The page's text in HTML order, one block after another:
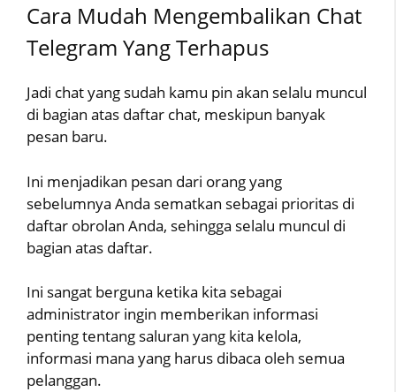
Cara Mudah Mengembalikan Chat
Telegram Yang Terhapus
Jadi chat yang sudah kamu pin akan selalu muncul
di bagian atas daftar chat, meskipun banyak
pesan baru.
Ini menjadikan pesan dari orang yang
sebelumnya Anda sematkan sebagai prioritas di
daftar obrolan Anda, sehingga selalu muncul di
bagian atas daftar.
Ini sangat berguna ketika kita sebagai
administrator ingin memberikan informasi
penting tentang saluran yang kita kelola,
informasi mana yang harus dibaca oleh semua
pelanggan.